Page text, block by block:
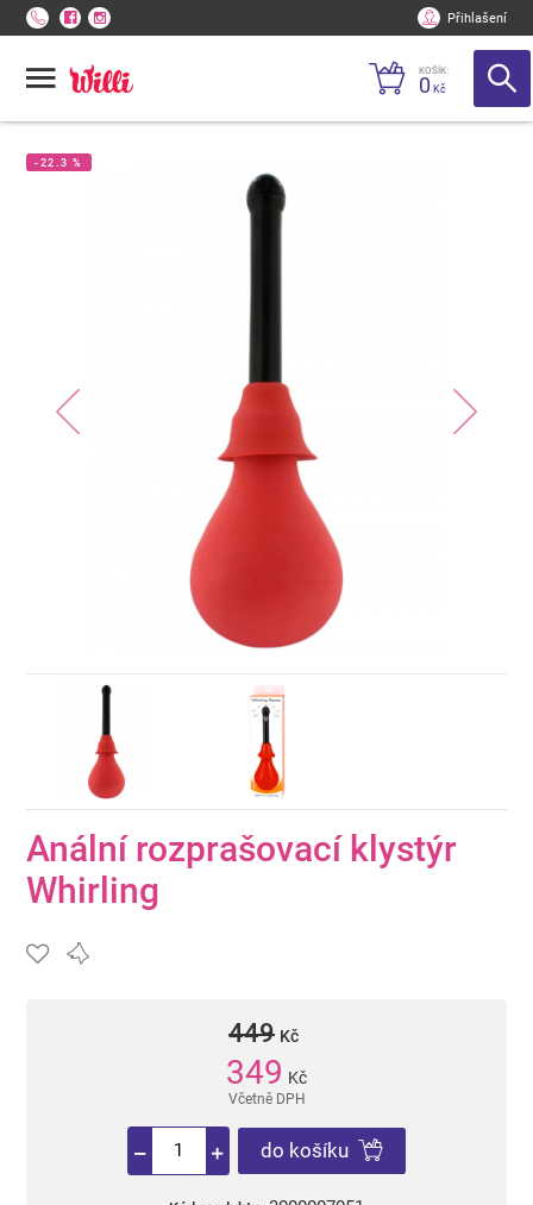
Přihlašení
KOŠÍK:
0 Kč
-22.3 %
Anální rozprašovací klystýr
Whirling
449 Kč
349 Kč
Včetně DPH
do košíku